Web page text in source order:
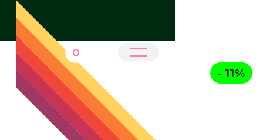
0
- 11%